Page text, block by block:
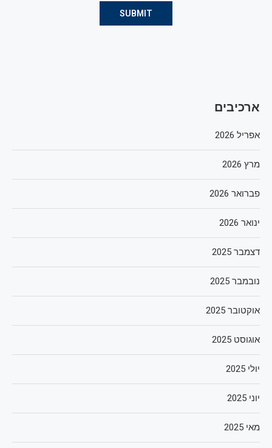
ארכיבים
אפריל 2026
מרץ 2026
פברואר 2026
ינואר 2026
דצמבר 2025
נובמבר 2025
אוקטובר 2025
אוגוסט 2025
יולי 2025
יוני 2025
מאי 2025